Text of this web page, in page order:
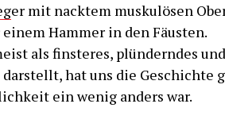
er mit nacktem muskulösen
Hammer in den Fäusten.
als finsteres, plünderndes und
hat uns die Geschichte
ein wenig anders war.